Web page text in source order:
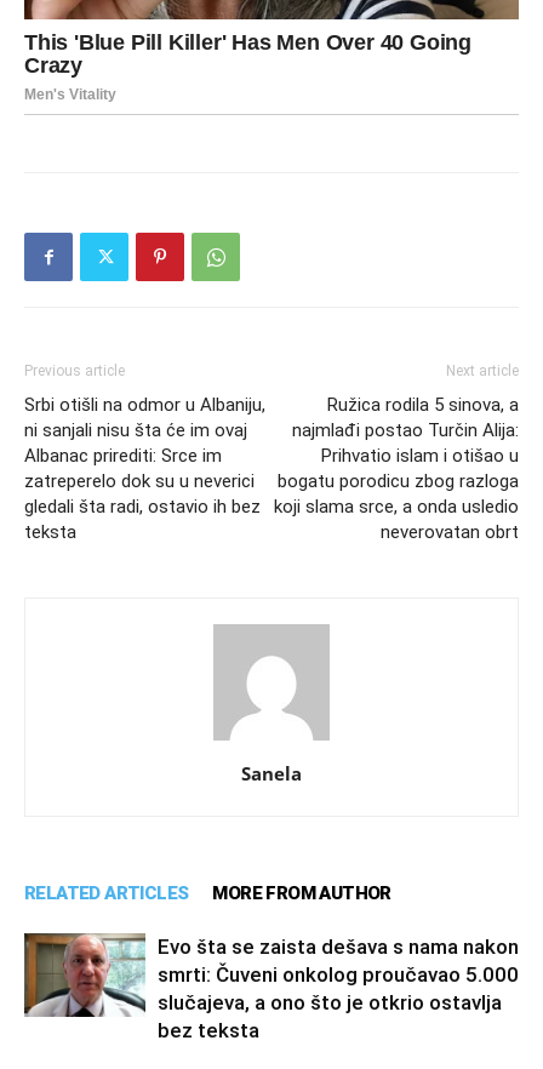
Previous article
Srbi otišli na odmor u Albaniju,
ni sanjali nisu šta će im ovaj
Albanac prirediti: Srce im
zatreperelo dok su u neverici
gledali šta radi, ostavio ih bez
teksta
Next article
Ružica rodila 5 sinova, a
najmlađi postao Turčin Alija:
Prihvatio islam i otišao u
bogatu porodicu zbog razloga
koji slama srce, a onda usledio
neverovatan obrt
Sanela
RELATED ARTICLES MORE FROM AUTHOR
Evo šta se zaista dešava s nama nakon
smrti: Čuveni onkolog proučavao 5.000
slučajeva, a ono što je otkrio ostavlja
bez teksta